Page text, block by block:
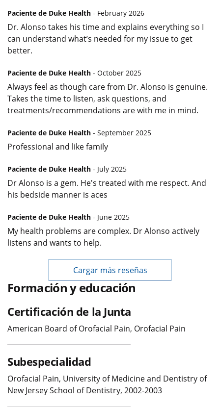
Paciente de Duke Health - February 2026
Dr. Alonso takes his time and explains everything so I
can understand what’s needed for my issue to get
better.
Paciente de Duke Health - October 2025
Always feel as though care from Dr. Alonso is genuine.
Takes the time to listen, ask questions, and
treatments/recommendations are with me in mind.
Paciente de Duke Health - September 2025
Professional and like family
Paciente de Duke Health - July 2025
Dr Alonso is a gem. He's treated with me respect. And
his bedside manner is aces
Paciente de Duke Health - June 2025
My health problems are complex. Dr Alonso actively
listens and wants to help.
Cargar más reseñas
Formación y educación
Certificación de la Junta
American Board of Orofacial Pain, Orofacial Pain
Subespecialidad
Orofacial Pain, University of Medicine and Dentistry of
New Jersey School of Dentistry, 2002-2003